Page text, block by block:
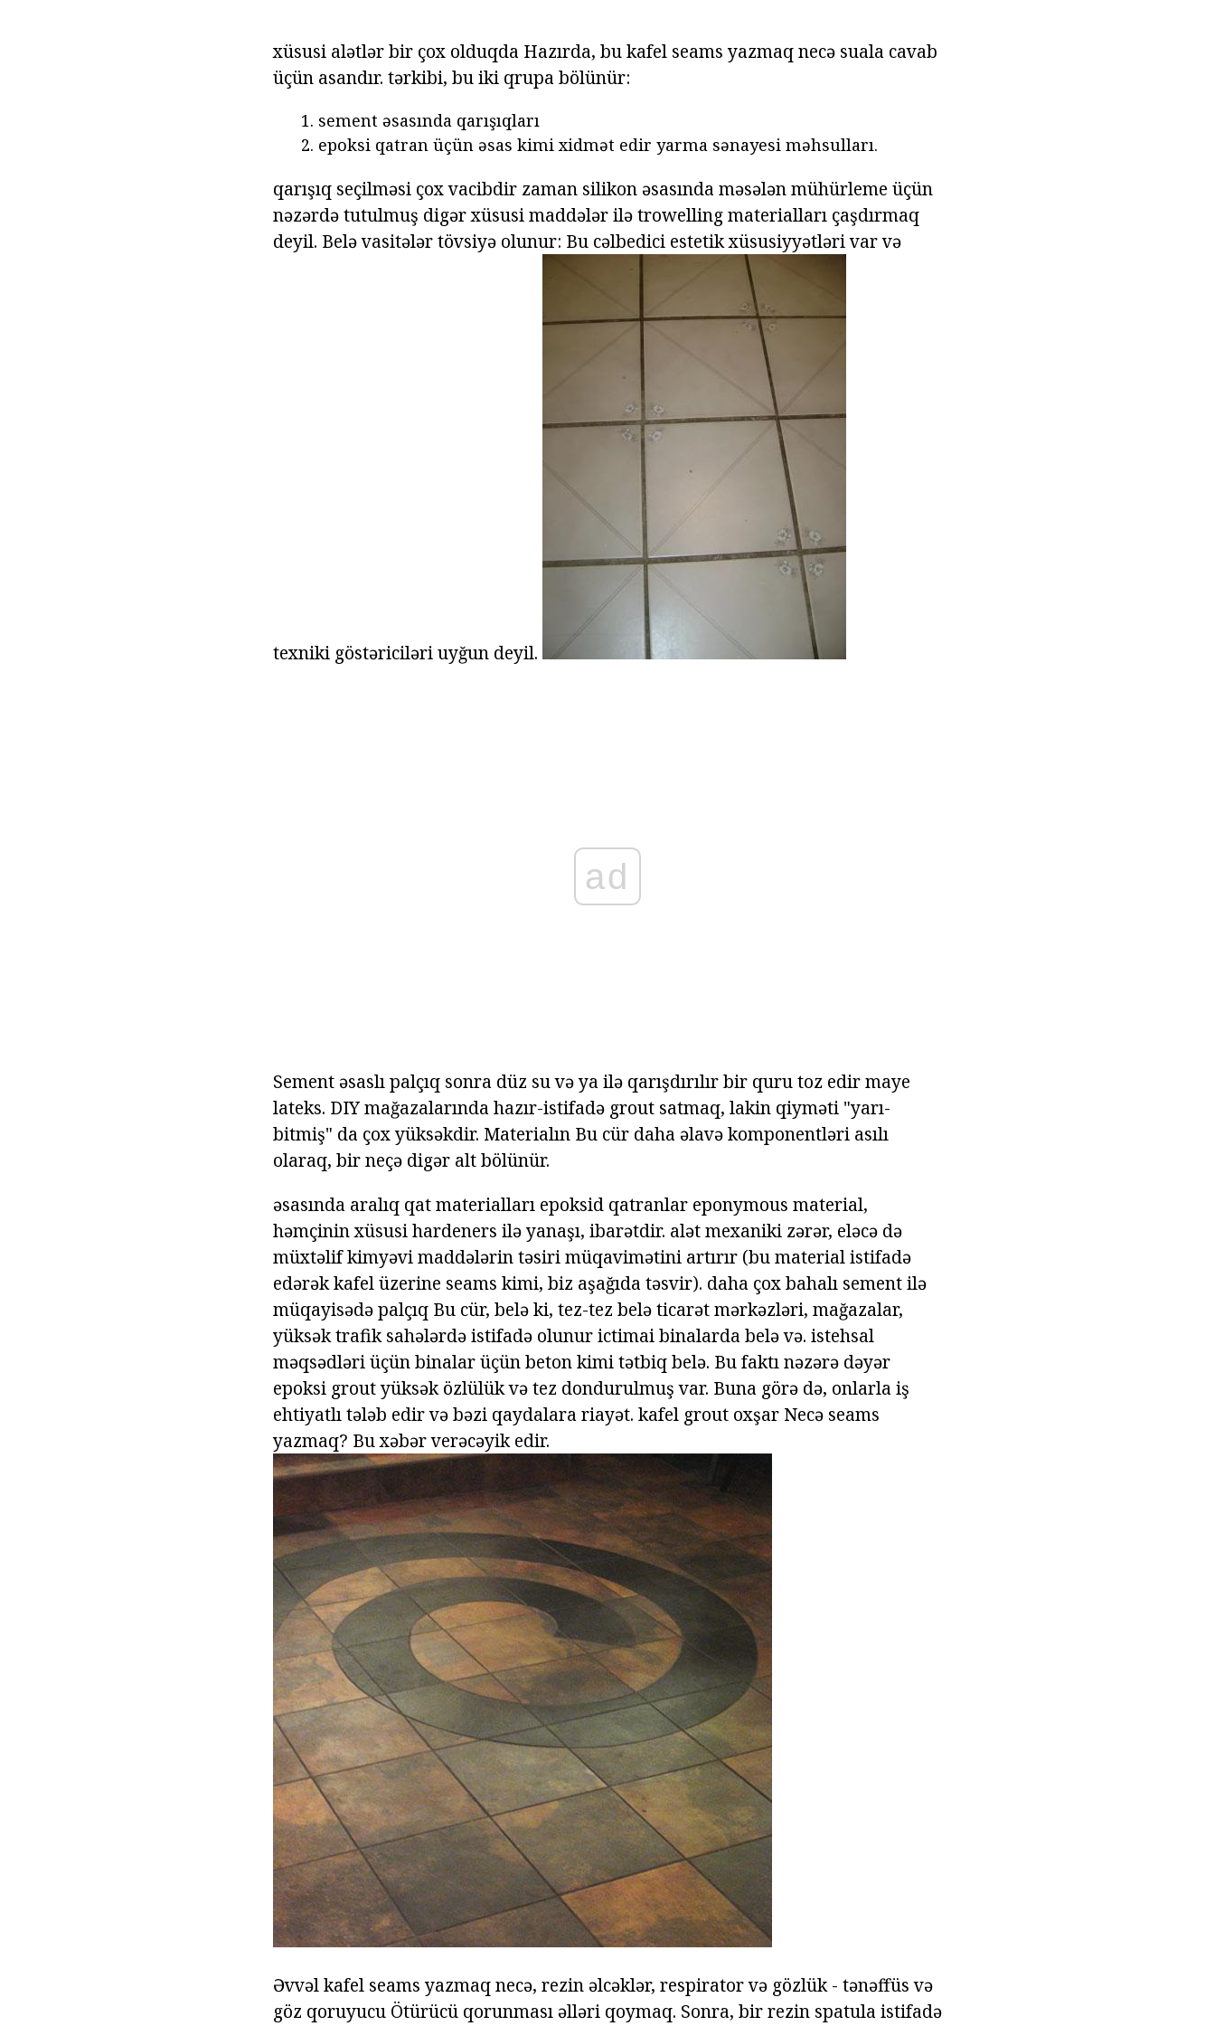
xüsusi alətlər bir çox olduqda Hazırda, bu kafel seams yazmaq necə suala cavab
üçün asandır. tərkibi, bu iki qrupa bölünür:
sement əsasında qarışıqları
epoksi qatran üçün əsas kimi xidmət edir yarma sənayesi məhsulları.
qarışıq seçilməsi çox vacibdir zaman silikon əsasında məsələn mühürleme üçün
nəzərdə tutulmuş digər xüsusi maddələr ilə trowelling materialları çaşdırmaq
deyil. Belə vasitələr tövsiyə olunur: Bu cəlbedici estetik xüsusiyyətləri var və
texniki göstəriciləri uyğun deyil.
ad
Sement əsaslı palçıq sonra düz su və ya ilə qarışdırılır bir quru toz edir maye
lateks. DIY mağazalarında hazır-istifadə grout satmaq, lakin qiyməti "yarı-
bitmiş" da çox yüksəkdir. Materialın Bu cür daha əlavə komponentləri asılı
olaraq, bir neçə digər alt bölünür.
əsasında aralıq qat materialları epoksid qatranlar eponymous material,
həmçinin xüsusi hardeners ilə yanaşı, ibarətdir. alət mexaniki zərər, eləcə də
müxtəlif kimyəvi maddələrin təsiri müqavimətini artırır (bu material istifadə
edərək kafel üzerine seams kimi, biz aşağıda təsvir). daha çox bahalı sement ilə
müqayisədə palçıq Bu cür, belə ki, tez-tez belə ticarət mərkəzləri, mağazalar,
yüksək trafik sahələrdə istifadə olunur ictimai binalarda belə və. istehsal
məqsədləri üçün binalar üçün beton kimi tətbiq belə. Bu faktı nəzərə dəyər
epoksi grout yüksək özlülük və tez dondurulmuş var. Buna görə də, onlarla iş
ehtiyatlı tələb edir və bəzi qaydalara riayət. kafel grout oxşar Necə seams
yazmaq? Bu xəbər verəcəyik edir.
Əvvəl kafel seams yazmaq necə, rezin əlcəklər, respirator və gözlük - tənəffüs və
göz qoruyucu Ötürücü qorunması əlləri qoymaq. Sonra, bir rezin spatula istifadə